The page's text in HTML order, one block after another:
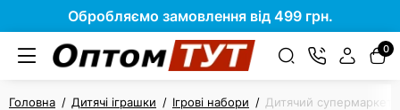
Обробляємо замовлення від 499 грн.
0
Головна Дитячі іграшки Ігрові набори Дитячий супермаркет